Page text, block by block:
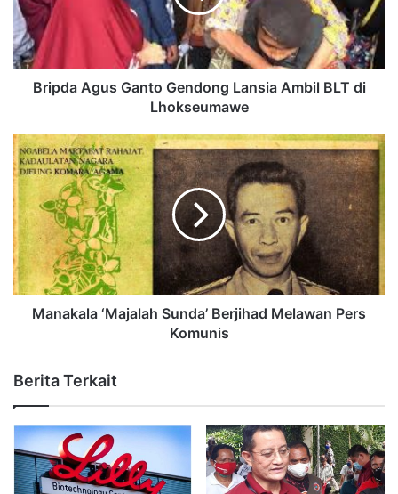
Bripda Agus Ganto Gendong Lansia Ambil BLT di
Lhokseumawe
Manakala ‘Majalah Sunda’ Berjihad Melawan Pers
Komunis
Berita Terkait